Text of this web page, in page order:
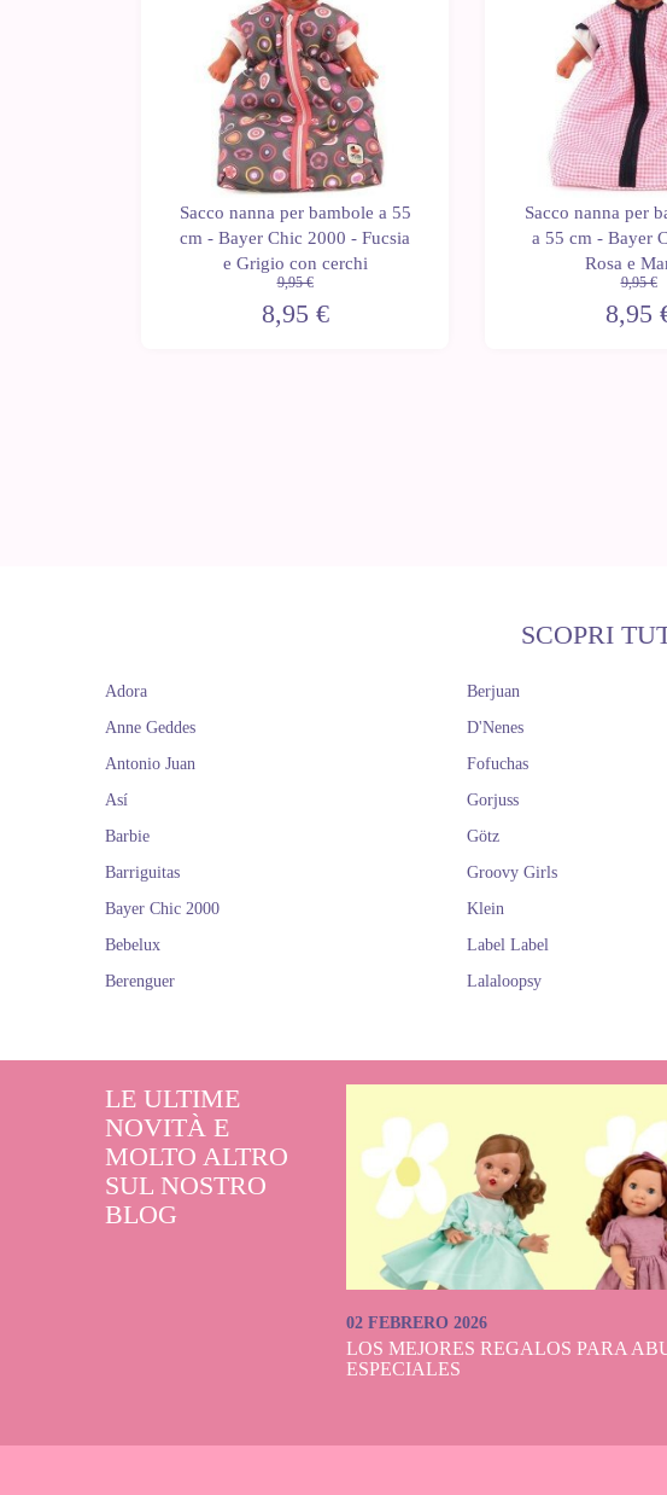
Sacco nanna per bambole a 55
cm - Bayer Chic 2000 - Fucsia
e Grigio con cerchi
9,95 €
8,95 €
Sacco nanna per
a 55 cm - Bayer
Rosa e
9,95 €
8,95
SCOPRI
Adora
Anne Geddes
Antonio Juan
Así
Barbie
Barriguitas
Bayer Chic 2000
Bebelux
Berenguer
Berjuan
D'Nenes
Fofuchas
Gorjuss
Götz
Groovy Girls
Klein
Label Label
Lalaloopsy
LE ULTIME
NOVITÀ E
MOLTO ALTRO
SUL NOSTRO
BLOG
02 FEBRERO 2026
LOS MEJORES REGALOS PARA
ESPECIALES